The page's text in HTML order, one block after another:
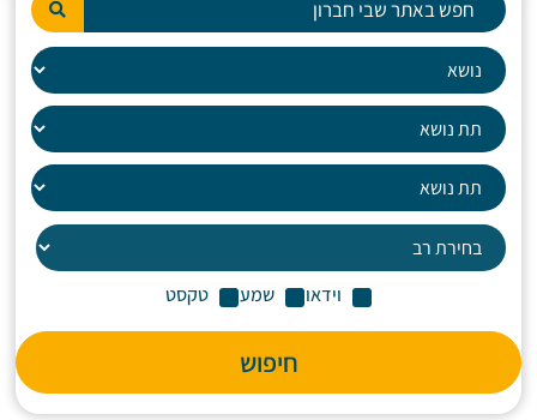
וידאו שמע טקסט
חיפוש